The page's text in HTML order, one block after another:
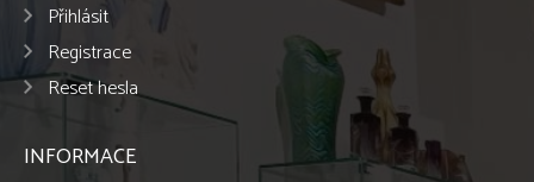
Přihlásit
Registrace
Reset hesla
INFORMACE